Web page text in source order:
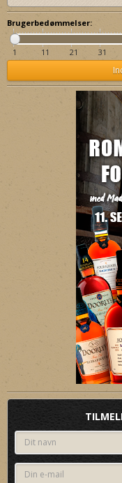
Brugerbedømmelser:
1 11 21 31